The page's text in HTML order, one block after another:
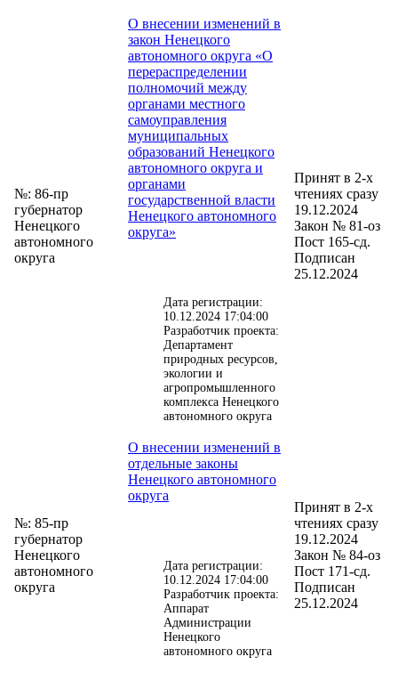
№: 86-пр
губернатор
Ненецкого
автономного
округа
О внесении изменений в
закон Ненецкого
автономного округа «О
перераспределении
полномочий между
органами местного
самоуправления
муниципальных
образований Ненецкого
автономного округа и
органами
государственной власти
Ненецкого автономного
округа»
Дата регистрации:
10.12.2024 17:04:00
Разработчик проекта:
Департамент
природных ресурсов,
экологии и
агропромышленного
комплекса Ненецкого
автономного округа
Принят в 2-х
чтениях сразу
19.12.2024
Закон № 81-оз
Пост 165-сд.
Подписан
25.12.2024
№: 85-пр
губернатор
Ненецкого
автономного
округа
О внесении изменений в
отдельные законы
Ненецкого автономного
округа
Дата регистрации:
10.12.2024 17:04:00
Разработчик проекта:
Аппарат
Администрации
Ненецкого
автономного округа
Принят в 2-х
чтениях сразу
19.12.2024
Закон № 84-оз
Пост 171-сд.
Подписан
25.12.2024